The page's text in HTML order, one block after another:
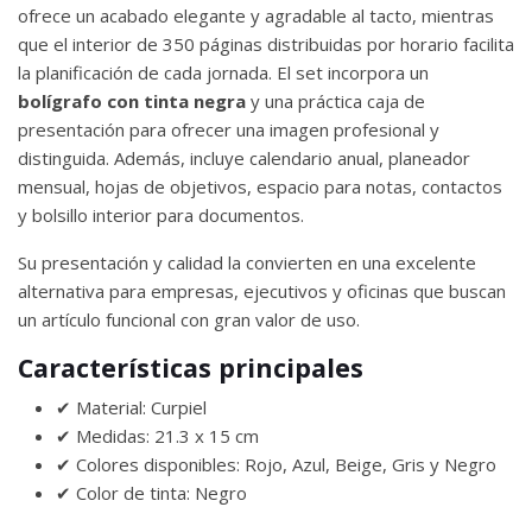
ofrece un acabado elegante y agradable al tacto, mientras
que el interior de 350 páginas distribuidas por horario facilita
la planificación de cada jornada. El set incorpora un
bolígrafo con tinta negra y una práctica caja de
presentación para ofrecer una imagen profesional y
distinguida. Además, incluye calendario anual, planeador
mensual, hojas de objetivos, espacio para notas, contactos
y bolsillo interior para documentos.
Su presentación y calidad la convierten en una excelente
alternativa para empresas, ejecutivos y oficinas que buscan
un artículo funcional con gran valor de uso.
Características principales
✔ Material: Curpiel
✔ Medidas: 21.3 x 15 cm
✔ Colores disponibles: Rojo, Azul, Beige, Gris y Negro
✔ Color de tinta: Negro